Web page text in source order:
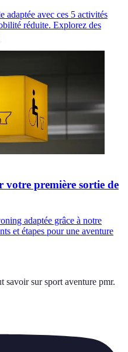
adaptée avec ces 5 activités
réduite. Explorez des
votre première sortie de
adaptée grâce à notre
et étapes pour une aventure
savoir sur sport aventure pmr.